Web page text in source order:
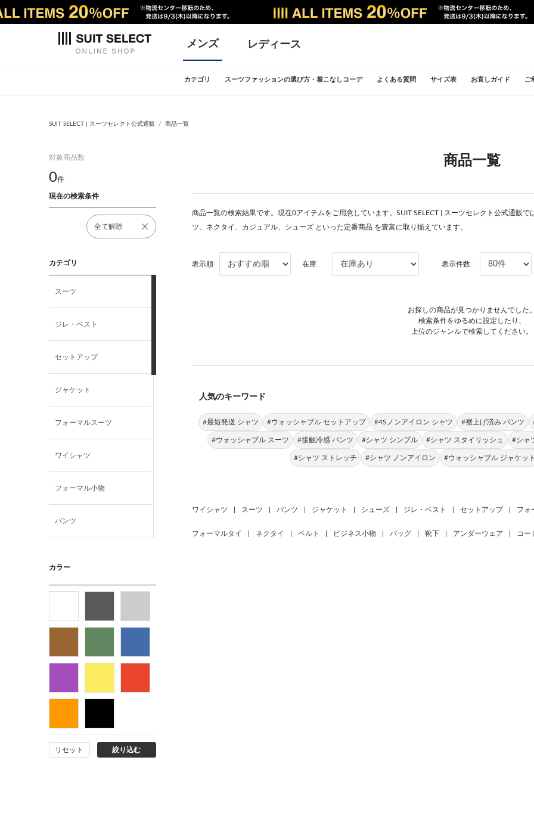
メンズ レディース
カテゴリ スーツファッションの選び方・着こなしコーデ よくある質問 サイズ表 お直しガイド ご
SUIT SELECT | スーツセレクト公式通販 商品一覧
対象商品数
0件
現在の検索条件
全て解除
カテゴリ
スーツ
ジレ・ベスト
セットアップ
ジャケット
フォーマルスーツ
ワイシャツ
フォーマル小物
パンツ
カジュアルシャツ
フォーマルタイ
バッグ
カラー
リセット 絞り込む
商品一覧
商品一覧の検索結果です。現在0アイテムをご用意しています。SUIT SELECT | スーツセレクト公式通販
ツ、ネクタイ、カジュアル、シューズ といった定番商品 を豊富に取り揃えています。
表示順 在庫 表示件数
お探しの商品が見つかりませんでした。
検索条件をゆるめに設定したり、
上位のジャンルで検索してください。
人気のキーワード
#最短発送 シャツ #ウォッシャブル セットアップ #4Sノンアイロン シャツ #裾上げ済み パンツ
#ウォッシャブル スーツ #接触冷感 パンツ #シャツ シンプル #シャツ スタイリッシュ #シャ
#シャツ ストレッチ #シャツ ノンアイロン #ウォッシャブル ジャケット
ワイシャツ スーツ パンツ ジャケット シューズ ジレ・ベスト セットアップ フォ
フォーマルタイ ネクタイ ベルト ビジネス小物 バッグ 靴下 アンダーウェア コー